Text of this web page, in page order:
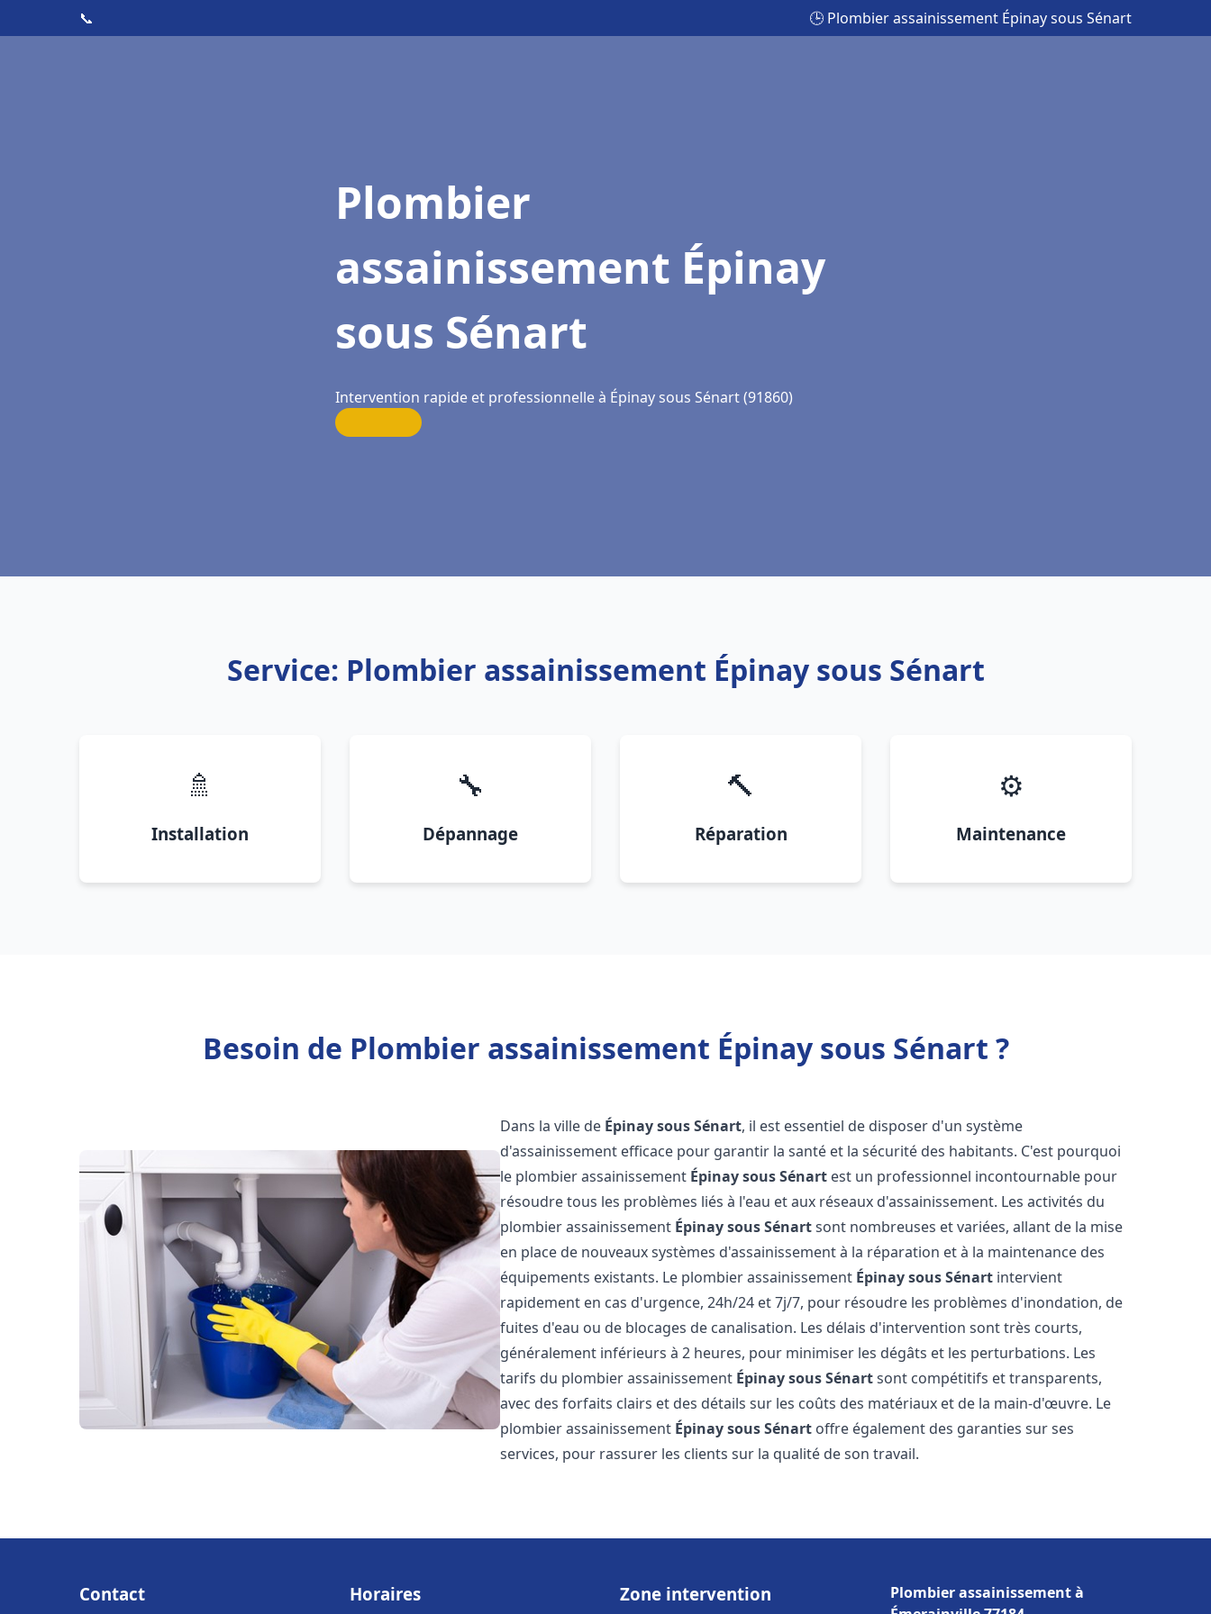
📞 🕒 Plombier assainissement Épinay sous Sénart
Plombier
assainissement Épinay
sous Sénart
Intervention rapide et professionnelle à Épinay sous Sénart (91860)
Service: Plombier assainissement Épinay sous Sénart
🚿
Installation
🔧
Dépannage
🔨
Réparation
⚙️
Maintenance
Besoin de Plombier assainissement Épinay sous Sénart ?
Dans la ville de Épinay sous Sénart, il est essentiel de disposer d'un système
d'assainissement efficace pour garantir la santé et la sécurité des habitants. C'est pourquoi
le plombier assainissement Épinay sous Sénart est un professionnel incontournable pour
résoudre tous les problèmes liés à l'eau et aux réseaux d'assainissement. Les activités du
plombier assainissement Épinay sous Sénartsont nombreuses et variées, allant de la mise
en place de nouveaux systèmes d'assainissement à la réparation et à la maintenance des
équipements existants. Le plombier assainissement Épinay sous Sénart intervient
rapidement en cas d'urgence, 24h/24 et 7j/7, pour résoudre les problèmes d'inondation, de
fuites d'eau ou de blocages de canalisation. Les délais d'intervention sont très courts,
généralement inférieurs à 2 heures, pour minimiser les dégâts et les perturbations. Les
tarifs du plombier assainissement Épinay sous Sénartsont compétitifs et transparents,
avec des forfaits clairs et des détails sur les coûts des matériaux et de la main-d'œuvre. Le
plombier assainissement Épinay sous Sénart offre également des garanties sur ses
services, pour rassurer les clients sur la qualité de son travail.
Contact Horaires Zone intervention
Plombier assainissement à